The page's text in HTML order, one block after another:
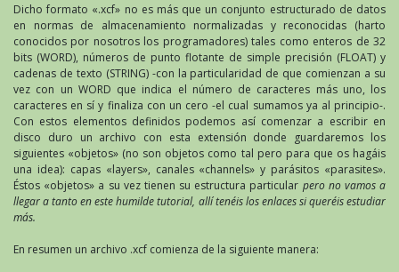
Dicho formato «.xcf» no es más que un conjunto estructurado de datos
en normas de almacenamiento normalizadas y reconocidas (harto
conocidos por nosotros los programadores) tales como enteros de 32
bits (WORD), números de punto flotante de simple precisión (FLOAT) y
cadenas de texto (STRING) -con la particularidad de que comienzan a su
vez con un WORD que indica el número de caracteres más uno, los
caracteres en sí y finaliza con un cero -el cual sumamos ya al principio-.
Con estos elementos definidos podemos así comenzar a escribir en
disco duro un archivo con esta extensión donde guardaremos los
siguientes «objetos» (no son objetos como tal pero para que os hagáis
una idea): capas «layers», canales «channels» y parásitos «parasites».
Éstos «objetos» a su vez tienen su estructura particular pero no vamos a
llegar a tanto en este humilde tutorial, allí tenéis los enlaces si queréis estudiar
más.
En resumen un archivo .xcf comienza de la siguiente manera: